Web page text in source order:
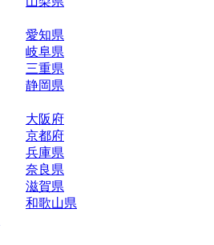
愛知県
岐阜県
三重県
静岡県
大阪府
京都府
兵庫県
奈良県
滋賀県
和歌山県